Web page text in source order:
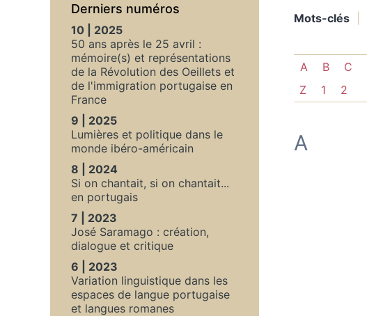
Derniers numéros
10 | 2025
50 ans après le 25 avril :
mémoire(s) et représentations
de la Révolution des Oeillets et
de l'immigration portugaise en
France
9 | 2025
Lumières et politique dans le
monde ibéro-américain
8 | 2024
Si on chantait, si on chantait...
en portugais
7 | 2023
José Saramago : création,
dialogue et critique
6 | 2023
Variation linguistique dans les
espaces de langue portugaise
et langues romanes
Mots-clés
A B C
Z
1 2
A